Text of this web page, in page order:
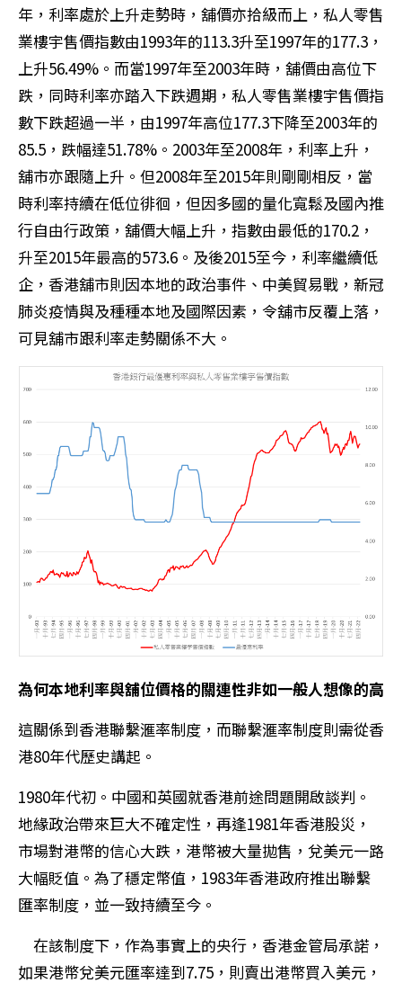
年，利率處於上升走勢時，舖價亦拾級而上，私人零售
業樓宇售價指數由1993年的113.3升至1997年的177.3，
上升56.49%。而當1997年至2003年時，舖價由高位下
跌，同時利率亦踏入下跌週期，私人零售業樓宇售價指
數下跌超過一半，由1997年高位177.3下降至2003年的
85.5，跌幅達51.78%。2003年至2008年，利率上升，
舖市亦跟隨上升。但2008年至2015年則剛剛相反，當
時利率持續在低位徘徊，但因多國的量化寬鬆及國內推
行自由行政策，舖價大幅上升，指數由最低的170.2，
升至2015年最高的573.6。及後2015至今，利率繼續低
企，香港舖市則因本地的政治事件、中美貿易戰，新冠
肺炎疫情與及種種本地及國際因素，令舖市反覆上落，
可見舖市跟利率走勢關係不大。
為何本地利率與舖位價格的關連性非如一般人想像的高
這關係到香港聯繫滙率制度，而聯繫滙率制度則需從香
港80年代歷史講起。
1980年代初。中國和英國就香港前途問題開啟談判。
地緣政治帶來巨大不確定性，再逢1981年香港股災，
市場對港幣的信心大跌，港幣被大量拋售，兌美元一路
大幅貶值。為了穩定幣值，1983年香港政府推出聯繫
匯率制度，並一致持續至今。
在該制度下，作為事實上的央行，香港金管局承諾，
如果港幣兌美元匯率達到7.75，則賣出港幣買入美元，